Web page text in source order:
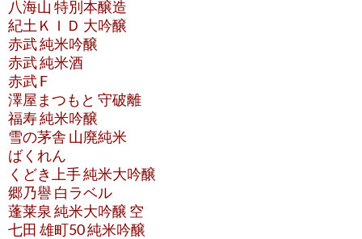
八海山 特別本醸造
紀土ＫＩＤ 大吟醸
赤武 純米吟醸
赤武 純米酒
赤武 F
澤屋まつもと 守破離
福寿 純米吟醸
雪の茅舎 山廃純米
ばくれん
くどき上手 純米大吟醸
郷乃譽 白ラベル
蓬莱泉 純米大吟醸 空
七田 雄町50 純米吟醸